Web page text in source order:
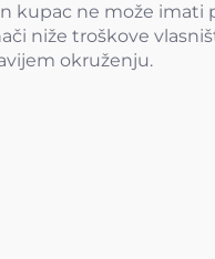
kupac ne može
niže troškove
okruženju.